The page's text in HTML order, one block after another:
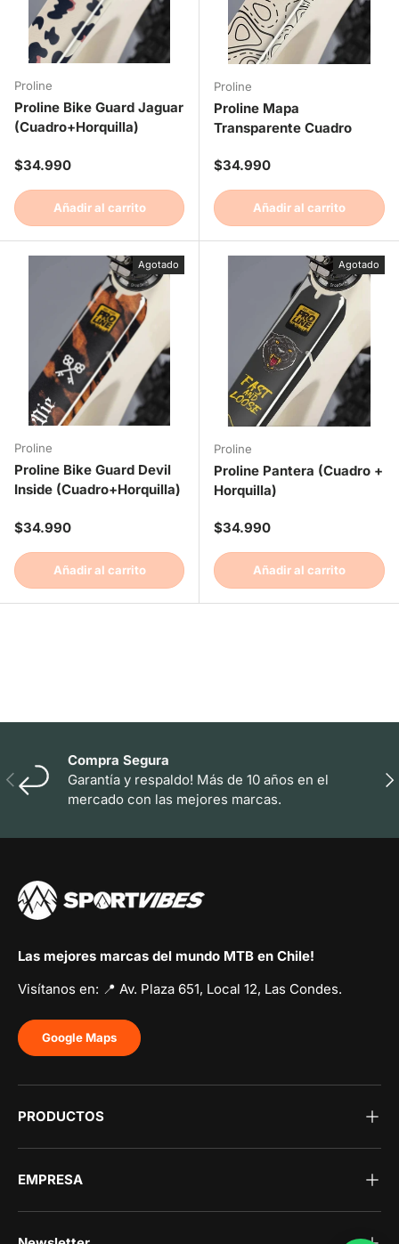
Proline
Proline Bike Guard Jaguar
(Cuadro+Horquilla)
Precio normal
$34.990
Añadir al carrito
Proline
Proline Mapa
Transparente Cuadro
Precio normal
$34.990
Añadir al carrito
Agotado
Proline
Proline Bike Guard Devil
Inside (Cuadro+Horquilla)
Precio normal
$34.990
Añadir al carrito
Agotado
Proline
Proline Pantera (Cuadro +
Horquilla)
Precio normal
$34.990
Añadir al carrito
Anterior
Compra Segura
Garantía y respaldo! Más de 10 años en el
mercado con las mejores marcas.
Las mejores marcas del mundo MTB en Chile!
Visítanos en: 📍 Av. Plaza 651, Local 12, Las Condes.
Google Maps
PRODUCTOS
EMPRESA